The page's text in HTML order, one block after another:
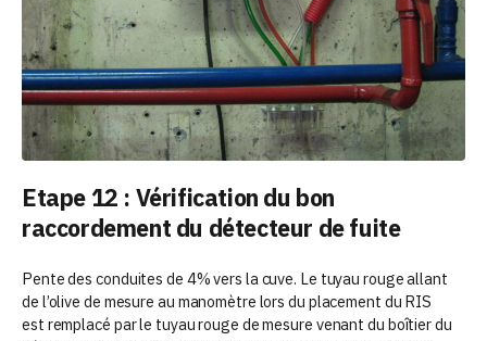
Etape 12 : Vérification du bon
raccordement du détecteur de fuite
Pente des conduites de 4% vers la cuve. Le tuyau rouge allant
de l’olive de mesure au manomètre lors du placement du RIS
est remplacé par le tuyau rouge de mesure venant du boîtier du